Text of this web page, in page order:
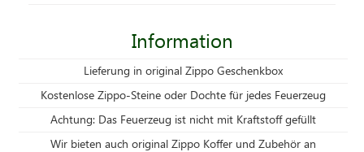
Information
Lieferung in original Zippo Geschenkbox
Kostenlose Zippo-Steine oder Dochte für jedes Feuerzeug
Achtung: Das Feuerzeug ist nicht mit Kraftstoff gefüllt
Wir bieten auch original Zippo Koffer und Zubehör an